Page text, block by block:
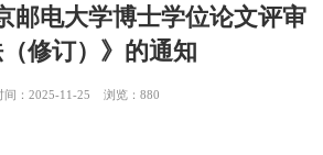
邮电大学博士学位论文评审
修订）》的通知
间：2025-11-25 浏览： 880